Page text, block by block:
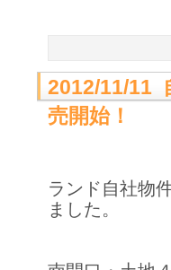
2012/11/11
売開始！
ランド自社物
ました。